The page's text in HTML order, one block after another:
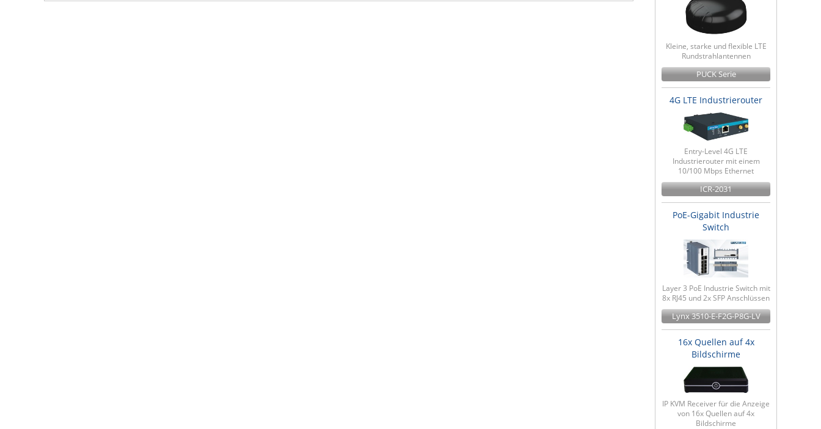
Kleine, starke und flexible LTE
Rundstrahlantennen
PUCK Serie
4G LTE Industrierouter
Entry-Level 4G LTE
Industrierouter mit einem
10/100 Mbps Ethernet
ICR-2031
PoE-Gigabit Industrie
Switch
Layer 3 PoE Industrie Switch mit
8x RJ45 und 2x SFP Anschlüssen
Lynx 3510-E-F2G-P8G-LV
16x Quellen auf 4x
Bildschirme
IP KVM Receiver für die Anzeige
von 16x Quellen auf 4x
Bildschirme